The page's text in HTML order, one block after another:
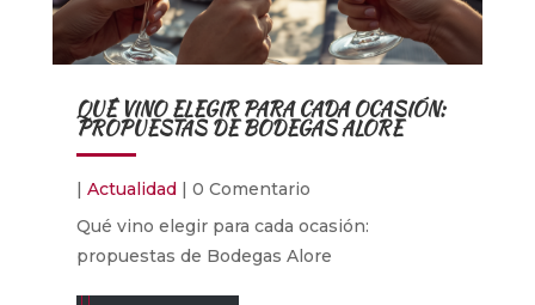
QUÉ VINO ELEGIR PARA CADA OCASIÓN:
PROPUESTAS DE BODEGAS ALORE
| Actualidad| 0 Comentario
Qué vino elegir para cada ocasión:
propuestas de Bodegas Alore